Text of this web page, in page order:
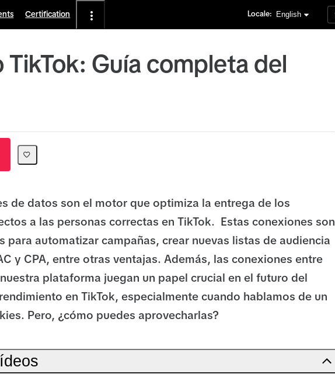
Certification Locale: English
TikTok: Guía completa del
de datos son el motor que optimiza la entrega de los
a las personas correctas en TikTok. Estas conexiones son
para automatizar campañas, crear nuevas listas de audiencia
y CPA, entre otras ventajas. Además, las conexiones entre
plataforma juegan un papel crucial en el futuro del
en TikTok, especialmente cuando hablamos de un
Pero, ¿cómo puedes aprovecharlas?